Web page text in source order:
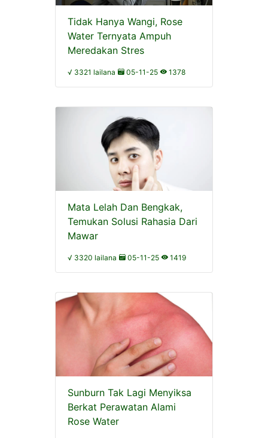
Tidak Hanya Wangi, Rose
Water Ternyata Ampuh
Meredakan Stres
√ 3321 lailana 05-11-25 1378
Mata Lelah Dan Bengkak,
Temukan Solusi Rahasia Dari
Mawar
√ 3320 lailana 05-11-25 1419
Sunburn Tak Lagi Menyiksa
Berkat Perawatan Alami
Rose Water